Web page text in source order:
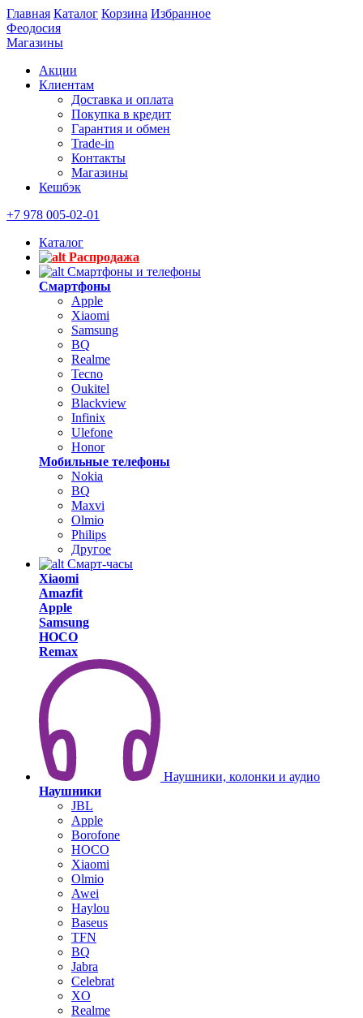
Главная Каталог Корзина Избранное
Феодосия
Магазины
Акции
Клиентам
Доставка и оплата
Покупка в кредит
Гарантия и обмен
Trade-in
Контакты
Магазины
Кешбэк
+7 978 005-02-01
Каталог
Распродажа
Смартфоны и телефоны
Смартфоны
Apple
Xiaomi
Samsung
BQ
Realme
Tecno
Oukitel
Blackview
Infinix
Ulefone
Honor
Мобильные телефоны
Nokia
BQ
Maxvi
Olmio
Philips
Другое
Смарт-часы
Xiaomi
Amazfit
Apple
Samsung
HOCO
Remax
Наушники, колонки и аудио
Наушники
JBL
Apple
Borofone
HOCO
Xiaomi
Olmio
Awei
Haylou
Baseus
TFN
BQ
Jabra
Celebrat
XO
Realme